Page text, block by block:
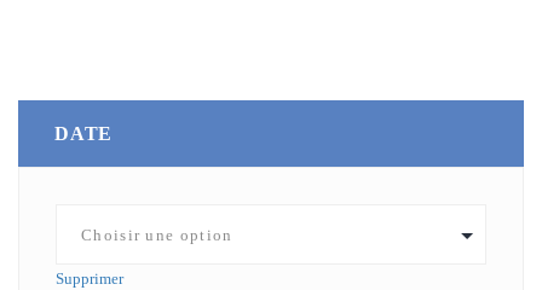
DATE
Supprimer